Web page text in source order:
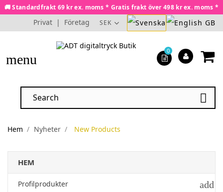
🚚 Standardfrakt 69 kr ex. moms * Gratis frakt över 498 kr ex. moms *
Privat | Företag SEK
menu

0
Hem Nyheter New Products
HEM
Profilprodukter add